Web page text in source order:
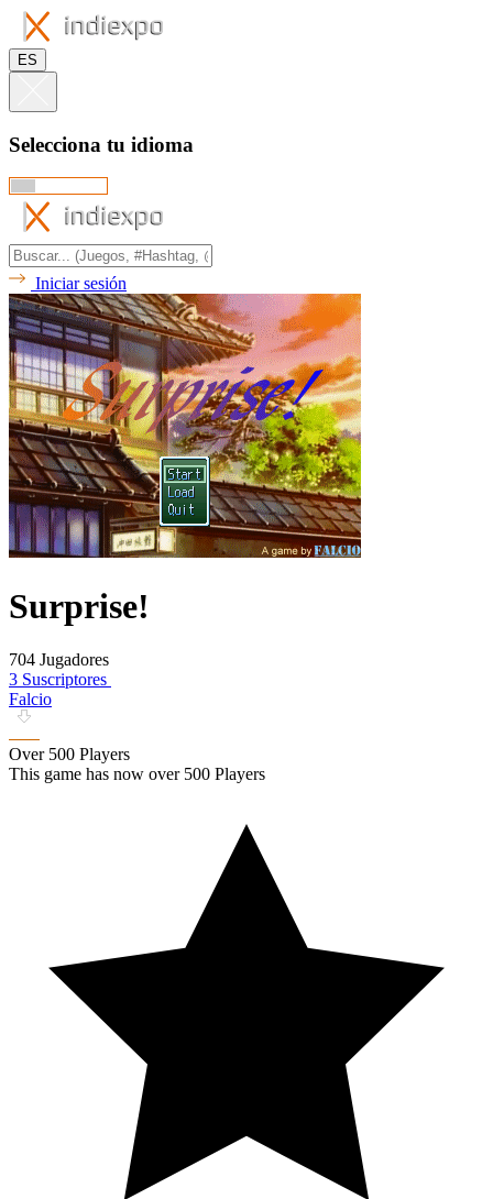
ES
Selecciona tu idioma
Iniciar sesión
Surprise!
704 Jugadores
3 Suscriptores
Falcio
Over 500 Players
This game has now over 500 Players